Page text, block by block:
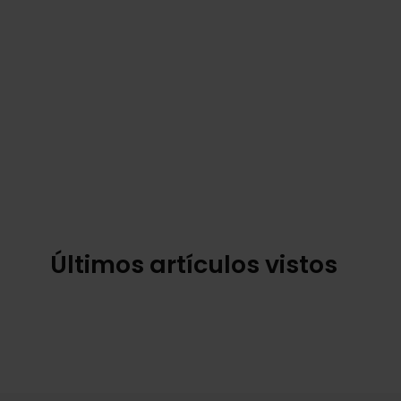
Últimos artículos vistos